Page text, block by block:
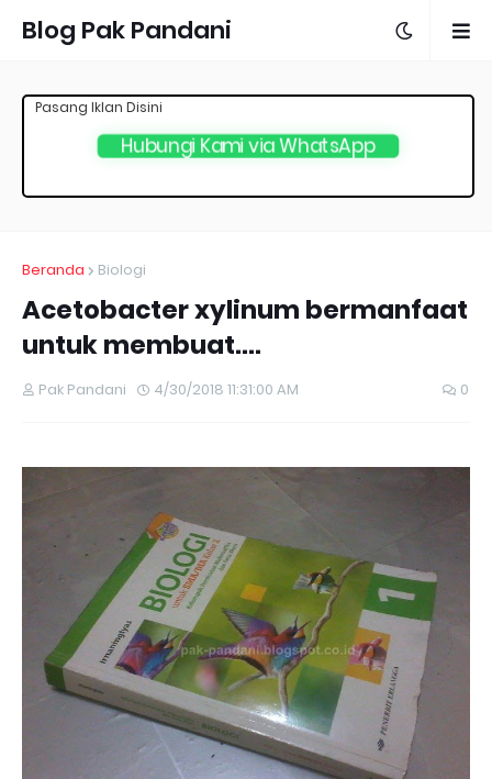
Blog Pak Pandani
Hubungi Kami via WhatsApp
Pasang Iklan Disini
Beranda Biologi
Acetobacter xylinum bermanfaat
untuk membuat....
Pak Pandani 4/30/2018 11:31:00 AM 0